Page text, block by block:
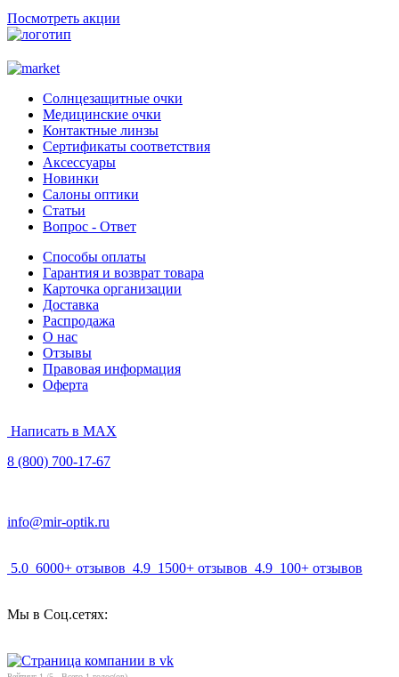
Посмотреть акции
Солнцезащитные очки
Медицинские очки
Контактные линзы
Сертификаты соответствия
Аксессуары
Новинки
Салоны оптики
Статьи
Вопрос - Ответ
Способы оплаты
Гарантия и возврат товара
Карточка организации
Доставка
Распродажа
О нас
Отзывы
Правовая информация
Оферта
Написать в MAX
8 (800) 700-17-67
info@mir-optik.ru
5.0 6000+ отзывов 4.9 1500+ отзывов 4.9 100+ отзывов
Мы в Соц.сетях: